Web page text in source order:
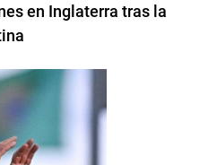
en Inglaterra tras la